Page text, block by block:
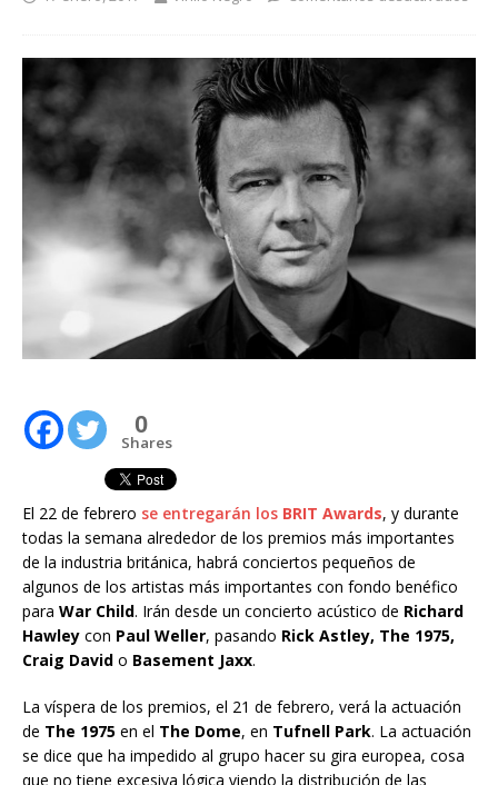
0
Shares
El 22 de febrero se entregarán los BRIT Awards, y durante
todas la semana alrededor de los premios más importantes
de la industria británica, habrá conciertos pequeños de
algunos de los artistas más importantes con fondo benéfico
para War Child. Irán desde un concierto acústico de Richard
Hawley con Paul Weller, pasando Rick Astley, The 1975,
Craig David o Basement Jaxx.
La víspera de los premios, el 21 de febrero, verá la actuación
de The 1975 en el The Dome, en Tufnell Park. La actuación
se dice que ha impedido al grupo hacer su gira europea, cosa
que no tiene excesiva lógica viendo la distribución de las